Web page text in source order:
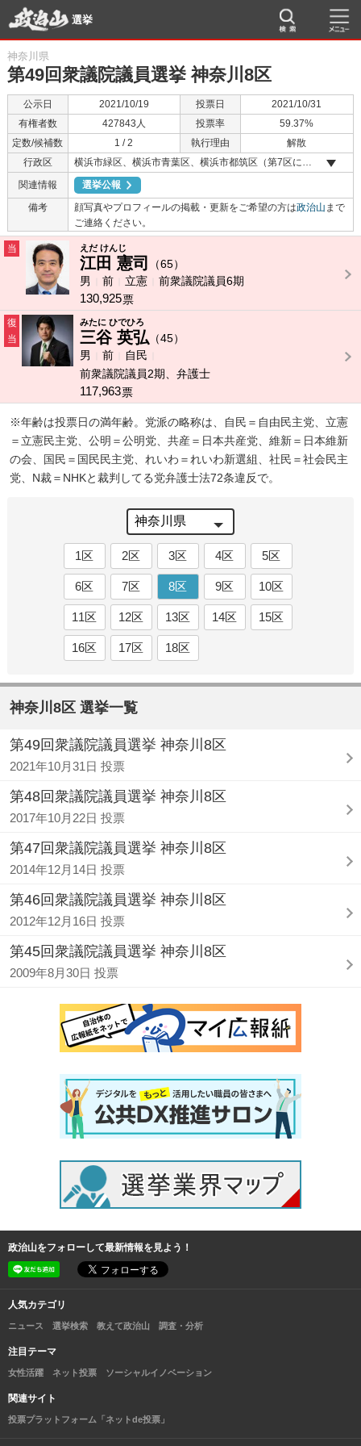
選挙
神奈川県
第49回衆議院議員選挙 神奈川8区
公示日 2021/10/19 投票日
2021/10/31
有権者数
427843人 投票率
59.37%
定数/候補数
1 / 2 執行理由
解散
行政区
横浜市緑区、横浜市青葉区、横浜市都筑区（第7区に属しない区域）
関連情報
選挙公報
備考
顔写真やプロフィールの掲載・更新をご希望の方は政治山 まで
ご連絡ください。
当 えだ けんじ
江田 憲司
（65）
男
前 立憲 前衆議院議員6期
130,925票
復
当
みたに ひでひろ
三谷 英弘 （45）
男
前
自民
前衆議院議員2期、弁護士
117,963票
※年齢は投票日の満年齢。党派の略称は、自民＝自由民主党、立憲
＝立憲民主党、公明＝公明党、共産＝日本共産党、維新＝日本維新
の会、国民＝国民民主党、れいわ＝れいわ新選組、社民＝社会民主
党、N裁＝NHKと裁判してる党弁護士法72条違反で。
1区 2区 3区 4区 5区
6区 7区 8区 9区 10区
11区 12区 13区 14区 15区
16区 17区 18区
神奈川8区 選挙一覧
第49回衆議院議員選挙 神奈川8区
2021年10月31日 投票
第48回衆議院議員選挙 神奈川8区
2017年10月22日 投票
第47回衆議院議員選挙 神奈川8区
2014年12月14日 投票
第46回衆議院議員選挙 神奈川8区
2012年12月16日 投票
第45回衆議院議員選挙 神奈川8区
2009年8月30日 投票
政治山をフォローして最新情報を見よう！
人気カテゴリ
ニュース 選挙検索 教えて政治山 調査・分析
注目テーマ
女性活躍 ネット投票 ソーシャルイノベーション
関連サイト
投票プラットフォーム「ネットde投票」